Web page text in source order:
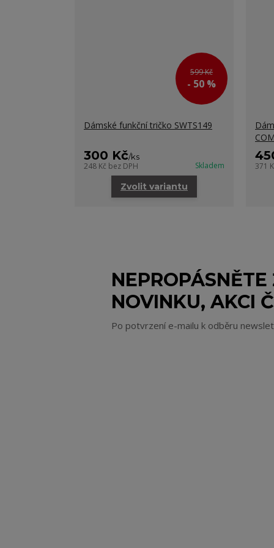
599 Kč
- 50 %
Dámské funkční tričko SWTS149
300 Kč/ks
248 Kč bez DPH Skladem
Zvolit variantu
371
NOVINKU, AKCI
Po potvrzení e-mailu k odběru